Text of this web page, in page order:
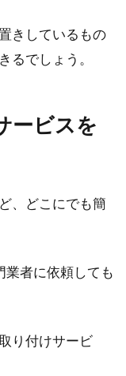
きしているもの
るでしょう。
ービスを
、どこにでも簡
業者に依頼しても
り付けサービ